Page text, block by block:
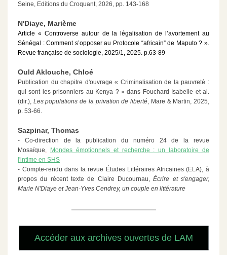
Seine, Editions du Croquant, 2026, pp. 143-168
N'Diaye, Marième
Article « Controverse autour de la légalisation de l’avortement au
Sénégal : Comment s’opposer au Protocole “africain” de Maputo ? ».
Revue française de sociologie, 2025/1, 2025. p.63-89
Ould Aklouche, Chloé
Publication du chapitre d'ouvrage « Criminalisation de la pauvreté :
qui sont les prisonniers au Kenya ? » dans Fouchard Isabelle et al.
(dir.), Les populations de la privation de liberté, Mare & Martin, 2025,
p. 53-66.
Sazpinar, Thomas
- Co-direction de la publication du numéro 24 de la revue
Mosaïque,
Mondes émotionnels et recherche : un laboratoire de
l'intime en SHS
- Compte-rendu dans la revue Études Littéraires Africaines (ELA), à
propos du récent texte de Claire Ducournau,Écrire et s'engager,
Marie N'Diaye et Jean-Yves Cendrey, un couple en littérature
Accéder aux archives ouvertes de LAM